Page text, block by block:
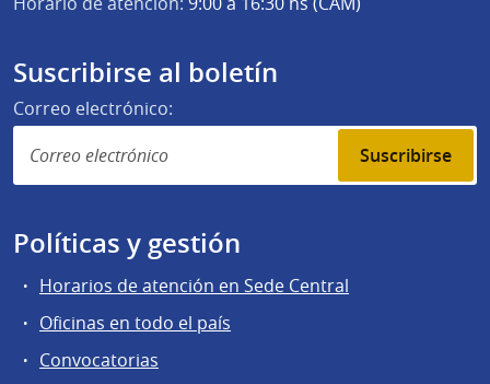
Suscribirse al boletín
Correo electrónico:
Suscribirse
Políticas y gestión
Horarios de atención en Sede Central
Oficinas en todo el país
Convocatorias